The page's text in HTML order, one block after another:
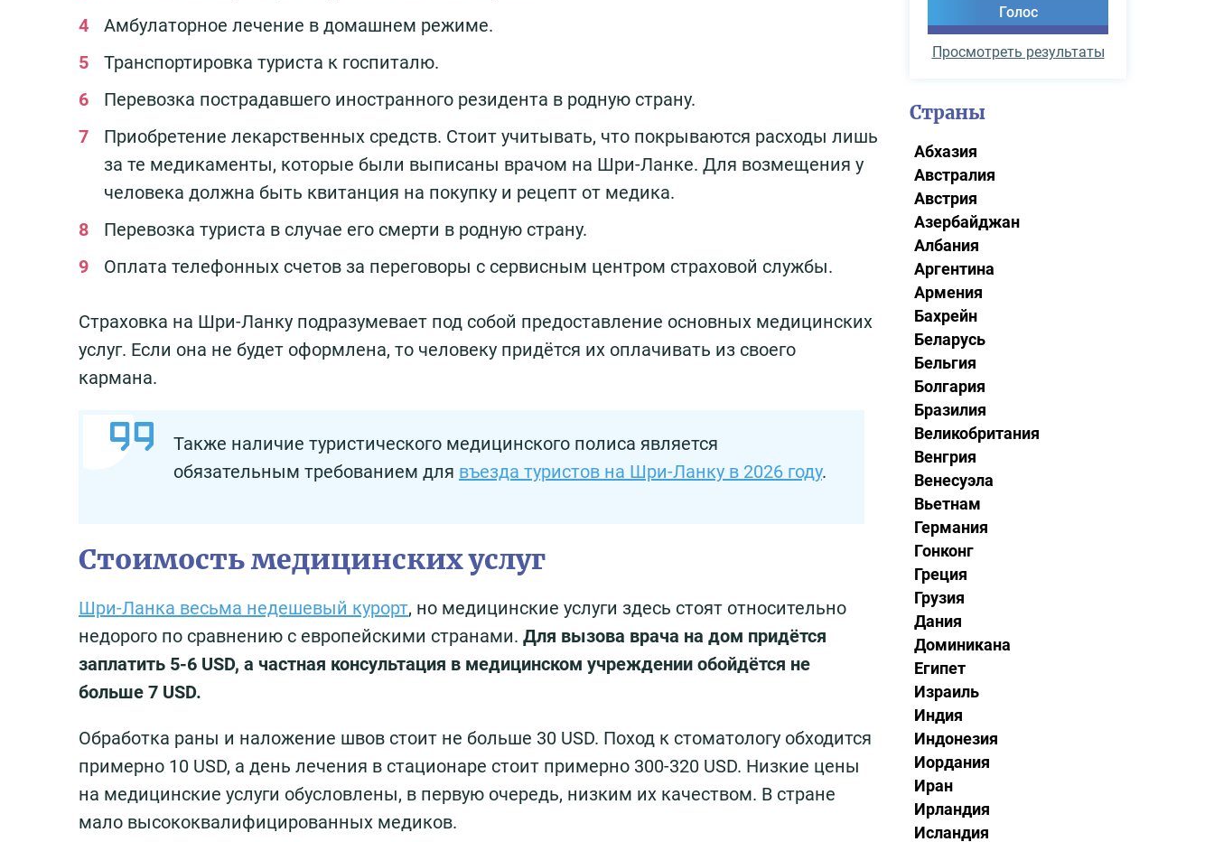
Амбулаторное лечение в домашнем режиме.
Транспортировка туриста к госпиталю.
Перевозка пострадавшего иностранного резидента в родную страну.
Приобретение лекарственных средств. Стоит учитывать, что покрываются расходы лишь
за те медикаменты, которые были выписаны врачом на Шри-Ланке. Для возмещения у
человека должна быть квитанция на покупку и рецепт от медика.
Перевозка туриста в случае его смерти в родную страну.
Оплата телефонных счетов за переговоры с сервисным центром страховой службы.
Страховка на Шри-Ланку подразумевает под собой предоставление основных медицинских
услуг. Если она не будет оформлена, то человеку придётся их оплачивать из своего
кармана.
Также наличие туристического медицинского полиса является
обязательным требованием для въезда туристов на Шри-Ланку в 2026 году.
Стоимость медицинских услуг
Шри-Ланка весьма недешевый курорт, но медицинские услуги здесь стоят относительно
недорого по сравнению с европейскими странами. Для вызова врача на дом придётся
заплатить 5-6 USD, а частная консультация в медицинском учреждении обойдётся не
больше 7 USD.
Обработка раны и наложение швов стоит не больше 30 USD. Поход к стоматологу обходится
примерно 10 USD, а день лечения в стационаре стоит примерно 300-320 USD. Низкие цены
на медицинские услуги обусловлены, в первую очередь, низким их качеством. В стране
мало высококвалифицированных медиков.
Просмотреть результаты
Страны
Абхазия
Австралия
Австрия
Азербайджан
Албания
Аргентина
Армения
Бахрейн
Беларусь
Бельгия
Болгария
Бразилия
Великобритания
Венгрия
Венесуэла
Вьетнам
Германия
Гонконг
Греция
Грузия
Дания
Доминикана
Египет
Израиль
Индия
Индонезия
Иордания
Иран
Ирландия
Исландия